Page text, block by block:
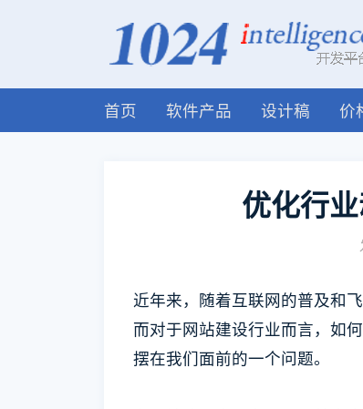
首页 软件产品 设计稿 价
优化行
近年来，随着互联网的普及和
而对于网站建设行业而言，如
摆在我们面前的一个问题。